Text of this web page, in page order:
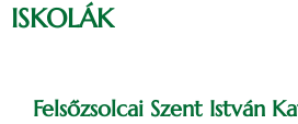
ISKOLÁK
Felsőzsolcai Szent István